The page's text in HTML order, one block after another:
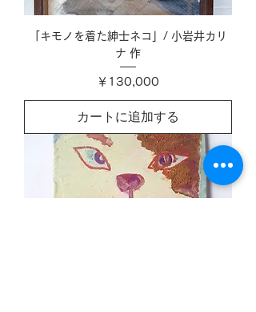
「キモノを着た紳士ネコ」/ 小岩井カリ
ナ 作
価格
￥130,000
カートに追加する